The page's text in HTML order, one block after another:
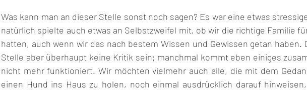
Was kann man an dieser Stelle sonst noch sagen? Es war eine etwas
natürlich spielte auch etwas an Selbstzweifel mit, ob wir die richtige Familie
hatten, auch wenn wir das nach bestem Wissen und Gewissen getan haben.
Stelle aber überhaupt keine Kritik sein; manchmal kommt eben einiges
nicht mehr funktioniert. Wir möchten vielmehr auch alle, die mit dem
einen Hund ins Haus zu holen, noch einmal ausdrücklich darauf